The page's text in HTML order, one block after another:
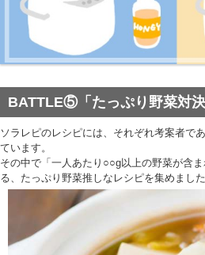
BATTLE⑤「たっぷり野菜対決
ソラレピのレシピには、それぞれ考案者で
ています。
その中で「一人あたり○○g以上の野菜が含
る、たっぷり野菜推しなレシピを集めました